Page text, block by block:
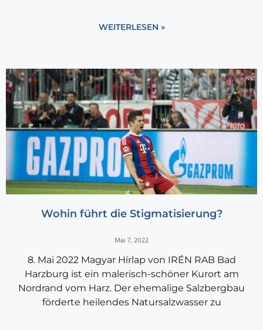
WEITERLESEN »
Wohin führt die Stigmatisierung?
Mai 7, 2022
8. Mai 2022 Magyar Hírlap von IRÉN RAB Bad
Harzburg ist ein malerisch-schöner Kurort am
Nordrand vom Harz. Der ehemalige Salzbergbau
förderte heilendes Natursalzwasser zu